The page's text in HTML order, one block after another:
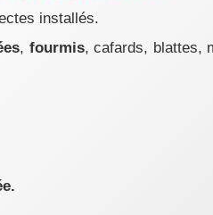
installés.
, fourmis, cafards, blattes,